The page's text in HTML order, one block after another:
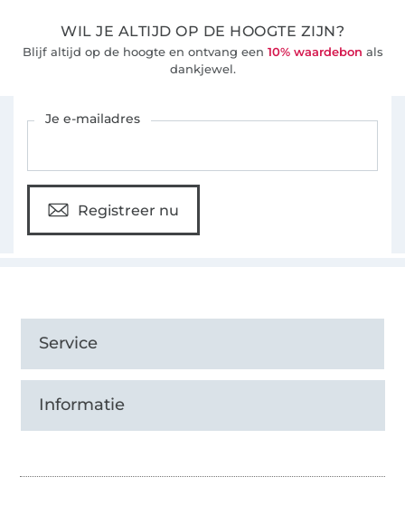
WIL JE ALTIJD OP DE HOOGTE ZIJN?
Blijf altijd op de hoogte en ontvang een 10% waardebon als
dankjewel.
Je e-mailadres
Registreer nu
Service
Informatie